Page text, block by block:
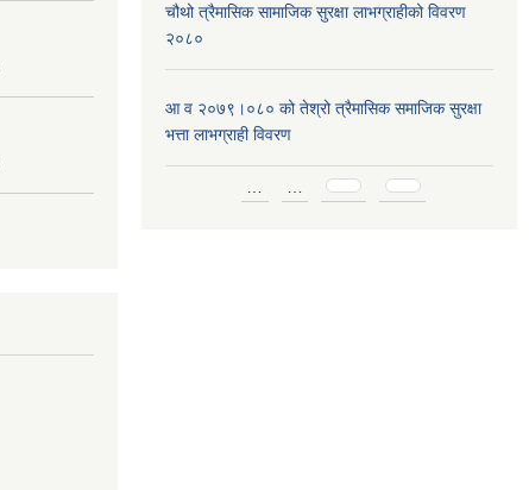
चौथो त्रैमासिक सामाजिक सुरक्षा लाभग्राहीको विवरण
२०८०
आ व २०७९।०८० को तेश्रो त्रैमासिक समाजिक सुरक्षा
भत्ता लाभग्राही विवरण
Pages